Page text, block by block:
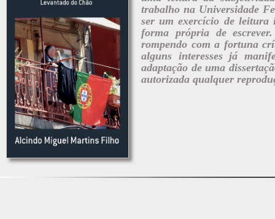
trabalho na Universidade
ser um exercício de leitura
forma própria de
rompendo com a fortuna
alguns interesses já
adaptação de uma
autorizada qualquer